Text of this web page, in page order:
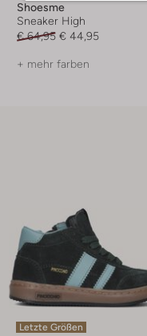
Shoesme
Sneaker High
€ 64,95 € 44,95
+ mehr farben
Letzte Größen